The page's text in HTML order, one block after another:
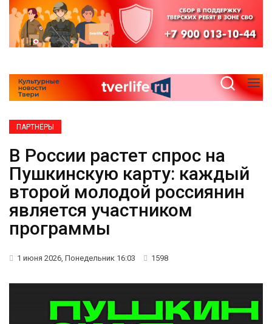
ПАРТНЁРЫ
В России растет спрос на
Пушкинскую карту: каждый
второй молодой россиянин
является участником
программы
1 июня 2026, Понедельник 16:03 1598